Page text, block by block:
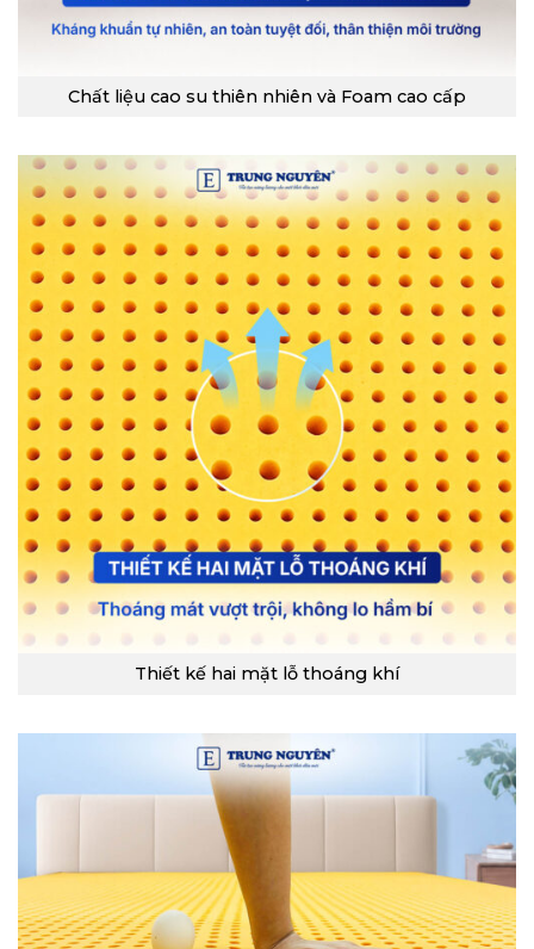
Chất liệu cao su thiên nhiên và Foam cao cấp
Thiết kế hai mặt lỗ thoáng khí